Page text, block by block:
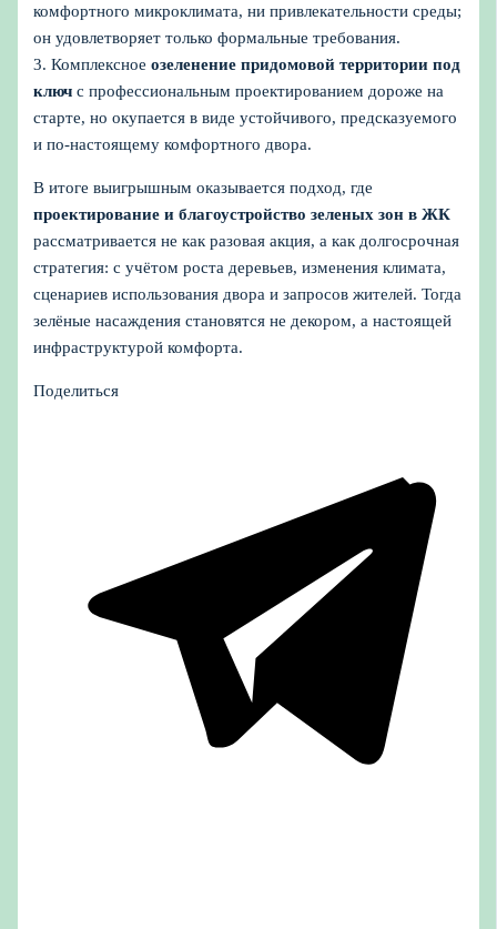
комфортного микроклимата, ни привлекательности среды;
он удовлетворяет только формальные требования.
3. Комплексноеозеленение придомовой территории под
ключ с профессиональным проектированием дороже на
старте, но окупается в виде устойчивого, предсказуемого
и по‑настоящему комфортного двора.
В итоге выигрышным оказывается подход, где
проектирование и благоустройство зеленых зон в ЖК
рассматривается не как разовая акция, а как долгосрочная
стратегия: с учётом роста деревьев, изменения климата,
сценариев использования двора и запросов жителей. Тогда
зелёные насаждения становятся не декором, а настоящей
инфраструктурой комфорта.
Поделиться